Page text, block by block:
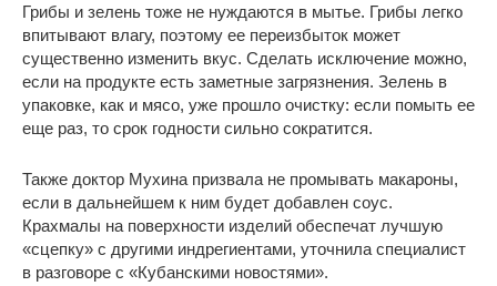
Грибы и зелень тоже не нуждаются в мытье. Грибы легко
впитывают влагу, поэтому ее переизбыток может
существенно изменить вкус. Сделать исключение можно,
если на продукте есть заметные загрязнения. Зелень в
упаковке, как и мясо, уже прошло очистку: если помыть ее
еще раз, то срок годности сильно сократится.
Также доктор Мухина призвала не промывать макароны,
если в дальнейшем к ним будет добавлен соус.
Крахмалы на поверхности изделий обеспечат лучшую
«сцепку» с другими индрегиентами, уточнила специалист
в разговоре с «Кубанскими новостями».